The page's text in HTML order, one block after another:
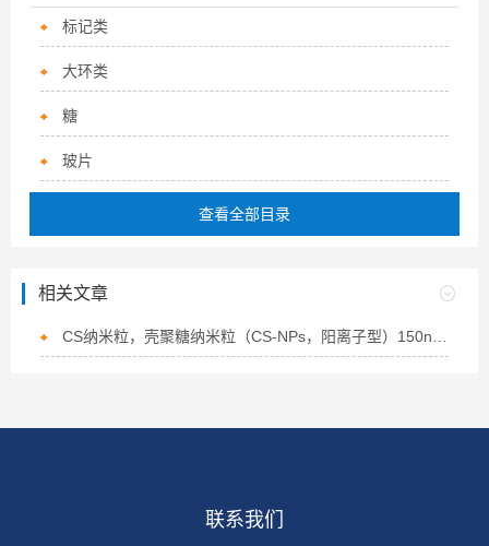
标记类
大环类
糖
玻片
查看全部目录
相关文章
联系我们